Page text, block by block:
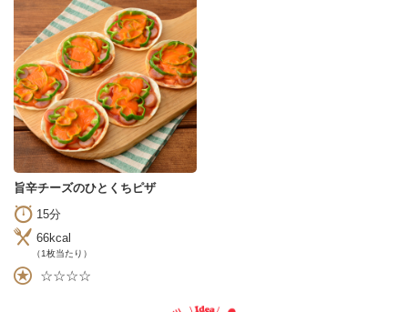
旨辛チーズのひとくちピザ
15分
66kcal
（1枚当たり）
☆☆☆☆